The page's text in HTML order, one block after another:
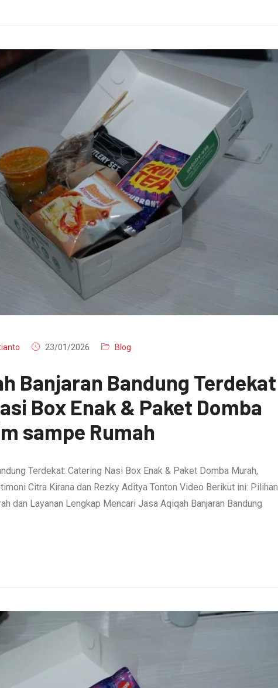
23/01/2026 Blog
Banjaran Bandung Terdekat
Box Enak & Paket Domba
sampe Rumah
Terdekat: Catering Nasi Box Enak & Paket Domba Murah,
Citra Kirana dan Rezky Aditya Tonton Video Berikut ini: Pilihan
dan Layanan Lengkap Mencari Jasa Aqiqah Banjaran Bandung